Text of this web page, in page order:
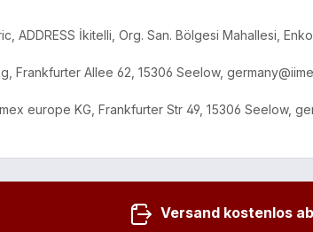
ADDRESS İkitelli, Org. San. Bölgesi Mahallesi,
Frankfurter Allee 62, 15306 Seelow,
europe KG, Frankfurter Str 49, 15306 Seelow,
Versand kostenlos